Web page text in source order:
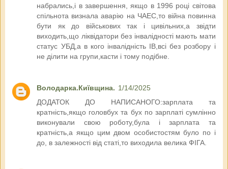
набрались,і в завершення, якщо в 1996 році світова
спільнота визнала аварію на ЧАЕС,то війна повинна
бути як до військових так і цивільних,а звідти
виходить,що ліквідатори без інвалідності мають мати
статус УБД,а в кого інвалідність ІВ,всі без розбору і
не ділити на групи,касти і тому подібне.
Володарка.Київщина. 1/14/2025
ДОДАТОК ДО НАПИСАНОГО:зарплата та
кратність,якщо головбух та бух по зарплаті сумлінно
виконували свою роботу,була і зарплата та
кратність,а якщо цим двом особистостям було по і
до, в залежності від статі,то виходила велика ФІГА.